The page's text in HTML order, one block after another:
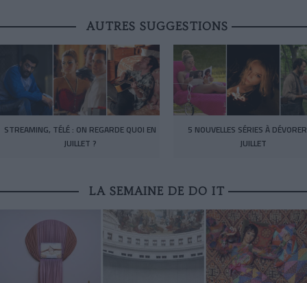
AUTRES SUGGESTIONS
STREAMING, TÉLÉ : ON REGARDE QUOI EN
JUILLET ?
5 NOUVELLES SÉRIES À
JUILLET
LA SEMAINE DE DO IT